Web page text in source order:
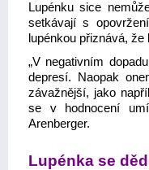
Lupénku sice
setkávají s
lupénkou přiznává,
„V negativním
depresí. Naopak
závažnější, jako
se v hodnocení
Arenberger.
Lupénka se